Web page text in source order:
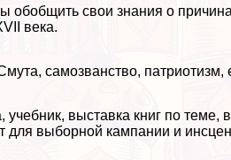
обобщить свои знания о
века.
самозванство, патриотизм,
учебник, выставка книг по
для выборной кампании и